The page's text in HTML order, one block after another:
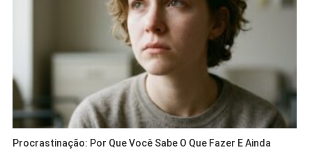
Procrastinação: Por Que Você Sabe O Que Fazer E Ainda